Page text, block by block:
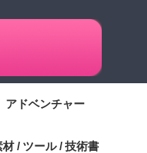
アドベンチャー
材 / ツール / 技術書